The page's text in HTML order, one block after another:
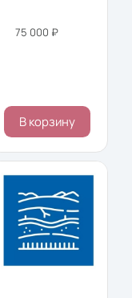
75 000 ₽
В корзину